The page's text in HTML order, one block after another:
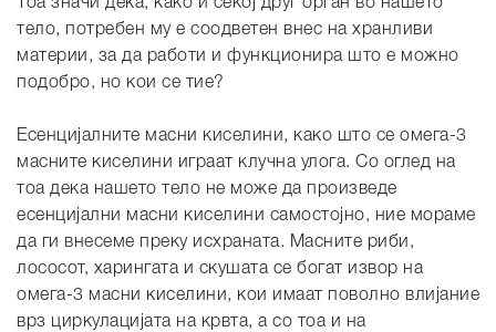
тело, потребен му е соодветен внес на хранливи
материи, за да работи и функционира што е можно
подобро, но кои се тие?
Есенцијалните масни киселини, како што се омега-3
масните киселини играат клучна улога. Со оглед на
тоа дека нашето тело не може да произведе
есенцијални масни киселини самостојно, ние мораме
да ги внесеме преку исхраната. Масните риби,
лососот, харингата и скушата се богат извор на
омега-3 масни киселини, кои имаат поволно влијание
врз циркулацијата на крвта, а со тоа и на